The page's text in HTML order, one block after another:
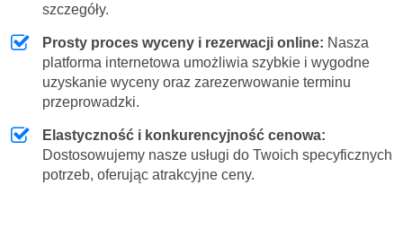
szczegóły.
Prosty proces wyceny i rezerwacji online: Nasza
platforma internetowa umożliwia szybkie i wygodne
uzyskanie wyceny oraz zarezerwowanie terminu
przeprowadzki.
Elastyczność i konkurencyjność cenowa:
Dostosowujemy nasze usługi do Twoich specyficznych
potrzeb, oferując atrakcyjne ceny.